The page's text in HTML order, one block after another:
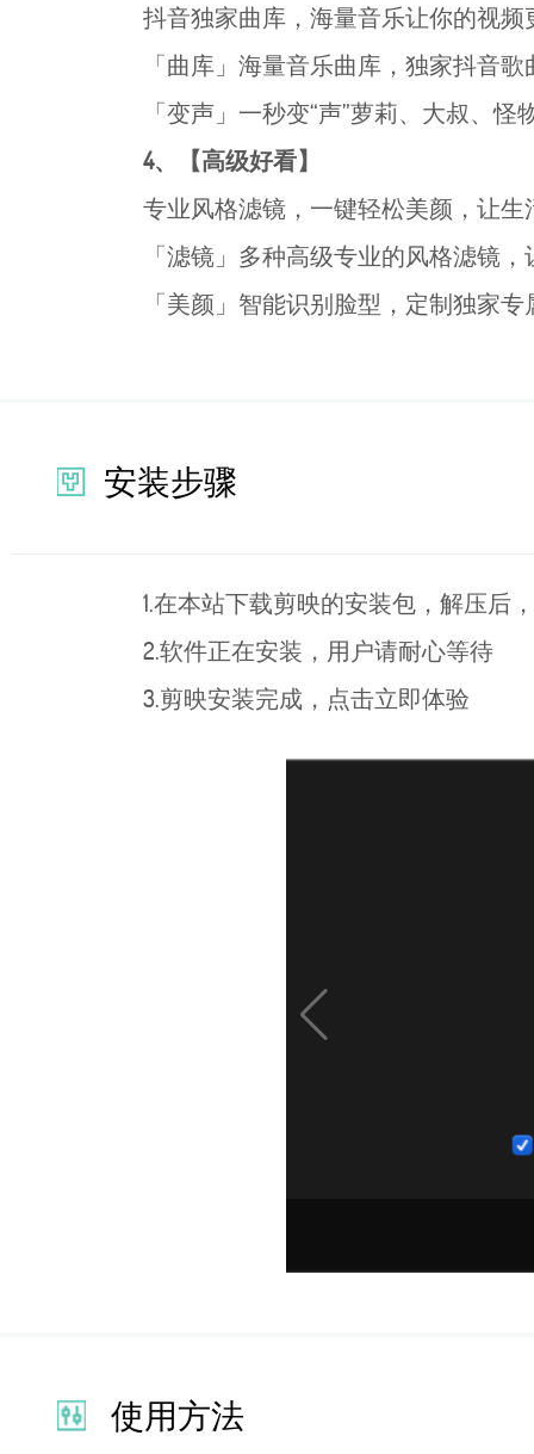
抖音独家曲库，海量音乐让你的视频
「曲库」海量音乐曲库，独家抖音歌
「变声」一秒变“声”萝莉、大叔、怪
4、【高级好看】
专业风格滤镜，一键轻松美颜，让生
「滤镜」多种高级专业的风格滤镜
「美颜」智能识别脸型，定制独家
安装步骤
1.在本站下载剪映的安装包，解压后
2.软件正在安装，用户请耐心等待
3.剪映安装完成，点击立即体验
使用方法